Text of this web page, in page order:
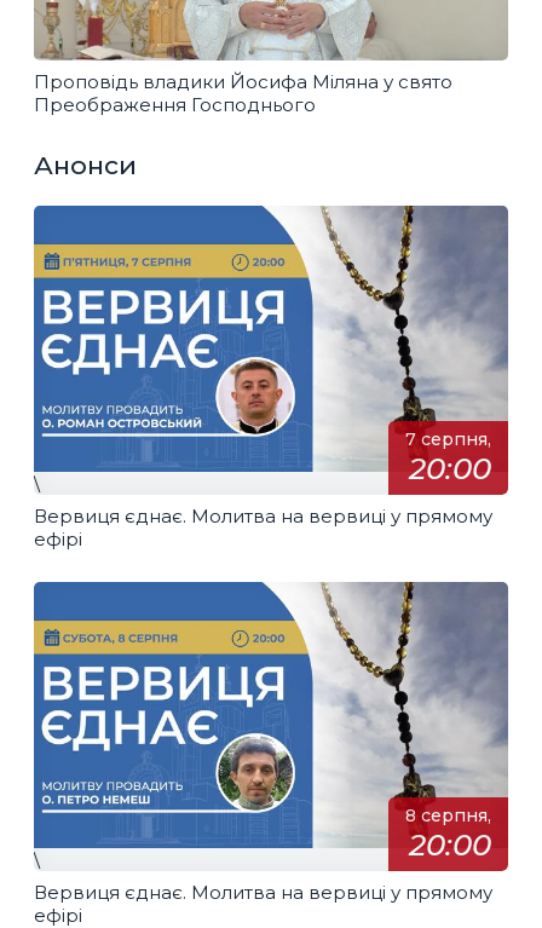
Проповідь владики Йосифа Міляна у свято
Преображення Господнього
Анонси
7 серпня,
20:00
\
Вервиця єднає. Молитва на вервиці у прямому
ефірі
8 серпня,
20:00
\
Вервиця єднає. Молитва на вервиці у прямому
ефірі